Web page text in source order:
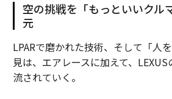
空の挑戦を「もっといいクル
元
LPARで磨かれた技術、そして「人
見は、エアレースに加えて、
流されていく。